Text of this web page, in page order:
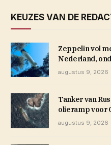
KEUZES VAN DE
Zeppelin vol
Nederland,
augustus 9, 2026
Tanker van
olieramp voor
augustus 9, 2026